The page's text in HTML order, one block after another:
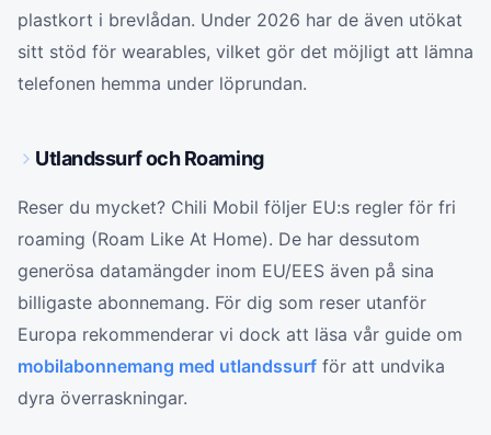
plastkort i brevlådan. Under 2026 har de även utökat
sitt stöd för wearables, vilket gör det möjligt att lämna
telefonen hemma under löprundan.
Utlandssurf och Roaming
Reser du mycket? Chili Mobil följer EU:s regler för fri
roaming (Roam Like At Home). De har dessutom
generösa datamängder inom EU/EES även på sina
billigaste abonnemang. För dig som reser utanför
Europa rekommenderar vi dock att läsa vår guide om
mobilabonnemang med utlandssurf för att undvika
dyra överraskningar.